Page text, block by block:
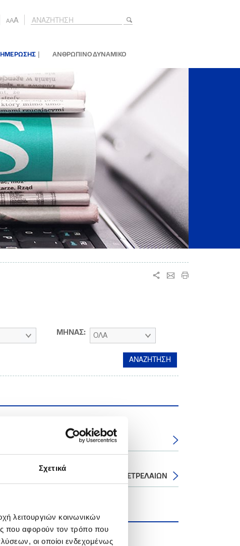
Σχετικά
λειτουργιών κοινωνικών
που αφορούν τον τρόπο που
οι οποίοι ενδεχομένως
AAA
| ΑΝΘΡΩΠΙΝΟ ΔΥΝΑΜΙΚΟ
ΜΗΝΑΣ: ΟΛΑ
Ελευσίνας των ΕΛΛΗΝΙΚΩΝ ΠΕΤΡΕΛΑΙΩΝ